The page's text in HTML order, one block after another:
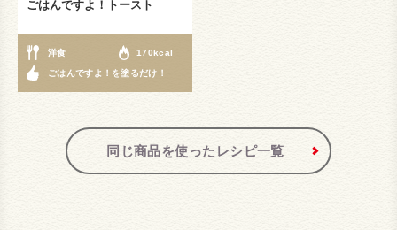
ごはんですよ！トースト
洋食 170kcal
ごはんですよ！を塗るだけ！
同じ商品を使ったレシピ一覧